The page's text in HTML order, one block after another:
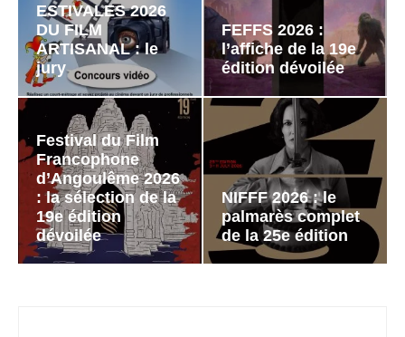
ESTIVALES 2026
DU FILM
ARTISANAL : le
jury
FEFFS 2026 :
l’affiche de la 19e
édition dévoilée
Festival du Film
Francophone
d’Angoulême 2026
: la sélection de la
19e édition
dévoilée
NIFFF 2026 : le
palmarès complet
de la 25e édition